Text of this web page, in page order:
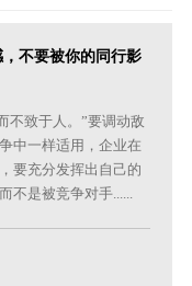
，不要被你的同行影
不致于人。”要调动敌
中一样适用，企业在
要充分发挥出自己的
是被竞争对手......